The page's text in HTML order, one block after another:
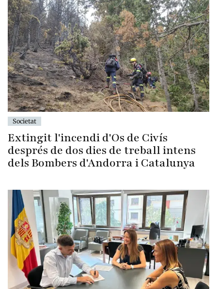
Societat
Extingit l'incendi d'Os de Civís
després de dos dies de treball intens
dels Bombers d'Andorra i Catalunya